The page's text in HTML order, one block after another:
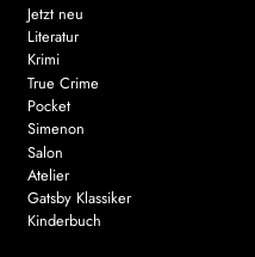
Jetzt neu
Literatur
Krimi
True Crime
Pocket
Simenon
Salon
Atelier
Gatsby Klassiker
Kinderbuch